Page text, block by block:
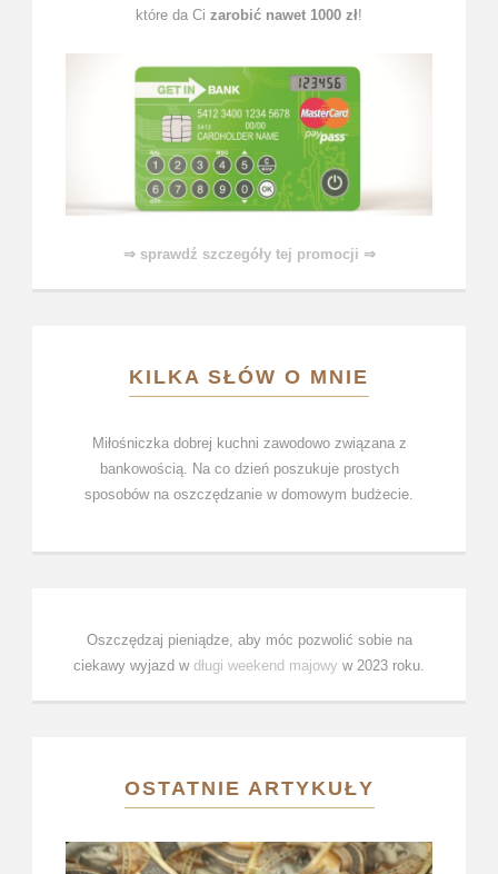
które da Ci zarobić nawet 1000 zł!
⇒ sprawdź szczegóły tej promocji ⇒
KILKA SŁÓW O MNIE
Miłośniczka dobrej kuchni zawodowo związana z
bankowością. Na co dzień poszukuje prostych
sposobów na oszczędzanie w domowym budżecie.
Oszczędzaj pieniądze, aby móc pozwolić sobie na
ciekawy wyjazd w długi weekend majowy w 2023 roku.
OSTATNIE ARTYKUŁY